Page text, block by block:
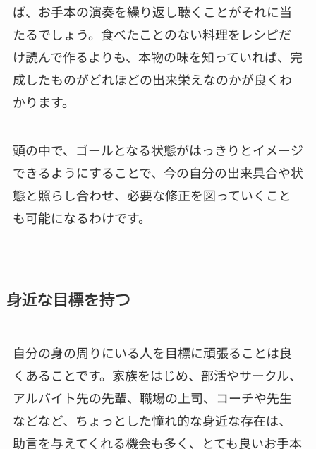
ば、お手本の演奏を繰り返し聴くことがそれに当
たるでしょう。食べたことのない料理をレシピだ
け読んで作るよりも、本物の味を知っていれば、完
成したものがどれほどの出来栄えなのかが良くわ
かります。
頭の中で、ゴールとなる状態がはっきりとイメージ
できるようにすることで、今の自分の出来具合や状
態と照らし合わせ、必要な修正を図っていくこと
も可能になるわけです。
身近な目標を持つ
自分の身の周りにいる人を目標に頑張ることは良
くあることです。家族をはじめ、部活やサークル、
アルバイト先の先輩、職場の上司、コーチや先生
などなど、ちょっとした憧れ的な身近な存在は、
助言を与えてくれる機会も多く、とても良いお手本